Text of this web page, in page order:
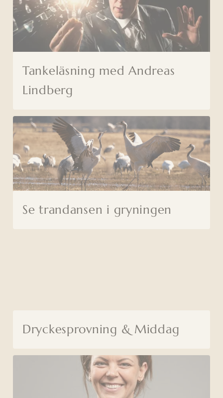
Tankeläsning med Andreas
Lindberg
Se trandansen i gryningen
Dryckesprovning & Middag